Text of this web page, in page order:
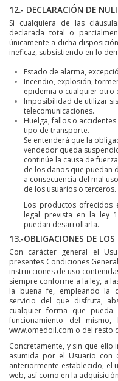
12.- DECLARACIÓN DE
Si cualquiera de las
declarada total o
únicamente a dicha
ineficaz, subsistiendo en lo
Estado de alarma,
Incendio, explosión,
epidemia o cualquier otro
Imposibilidad de utilizar
telecomunicaciones.
Huelga, fallos o
tipo de transporte.
Se entenderá que la
vendedor queda
continúe la causa de
de los daños que puedan
a consecuencia del mal
de los usuarios o terceros.
Los productos ofrecidos
legal prevista en la ley
puedan desarrollarla.
13.-OBLIGACIONES DE LOS
Con carácter general el
presentes Condiciones
instrucciones de uso
siempre conforme a la ley, a
la buena fe, empleando la
servicio del que disfruta,
cualquier forma que
funcionamiento del
www.omedoil.com o del resto
Concretamente, y sin que
asumida por el Usuario con
anteriormente establecido, el
web, así como en la